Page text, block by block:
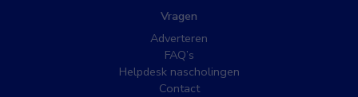
Vragen
Adverteren
FAQ’s
Helpdesk nascholingen
Contact